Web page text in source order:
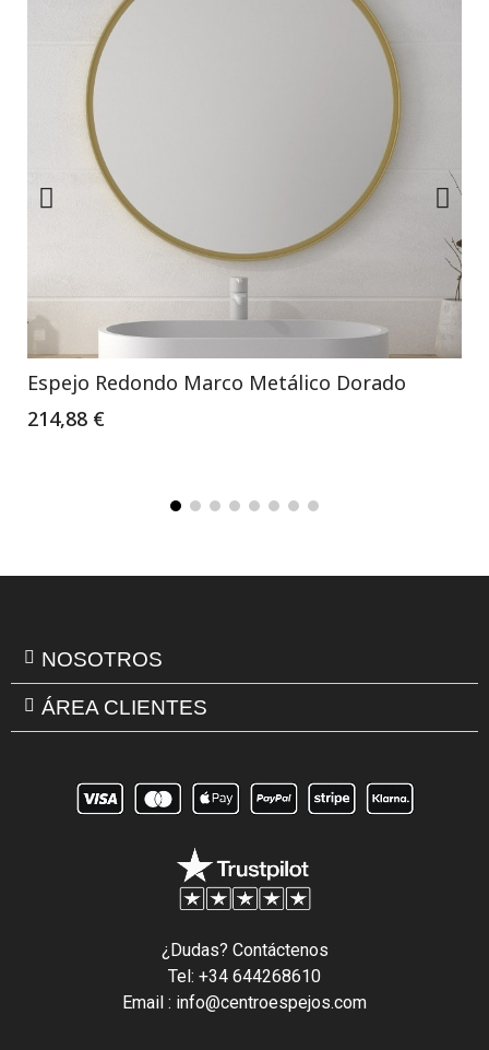
Espejo Redondo Marco Metálico Dorado
214,88 €
NOSOTROS
ÁREA CLIENTES
¿Dudas? Contáctenos
Tel: +34 644268610
Email : info@centroespejos.com